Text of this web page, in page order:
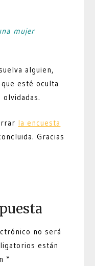
mujer
alguien,
esté oculta
la encuesta
Gracias
no será
están
*